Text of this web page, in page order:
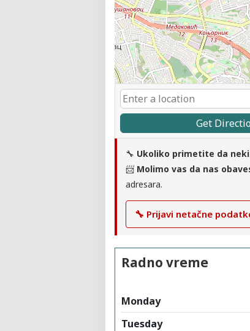
Get
🔧 Ukoliko primetite da
📨 Molimo vas da nas
adresara.
🔧 Prijavi netačne
Radno vreme
Monday
Tuesday